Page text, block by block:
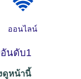
ออนไลน์
นดับ1
ดูหน้านี้